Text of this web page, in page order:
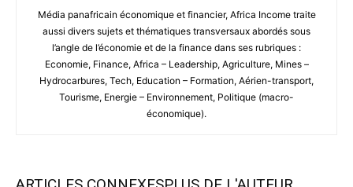
Média panafricain économique et financier, Africa Income traite
aussi divers sujets et thématiques transversaux abordés sous
l’angle de l’économie et de la finance dans ses rubriques :
Economie, Finance, Africa – Leadership, Agriculture, Mines –
Hydrocarbures, Tech, Education – Formation, Aérien-transport,
Tourisme, Energie – Environnement, Politique (macro-
économique).